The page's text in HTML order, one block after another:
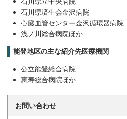
石川県済生会金沢病院
心臓血管センター金沢循環器病院
浅ノ川総合病院ほか
能登地区の主な紹介先医療機関
公立能登総合病院
恵寿総合病院ほか
お問い合わせ